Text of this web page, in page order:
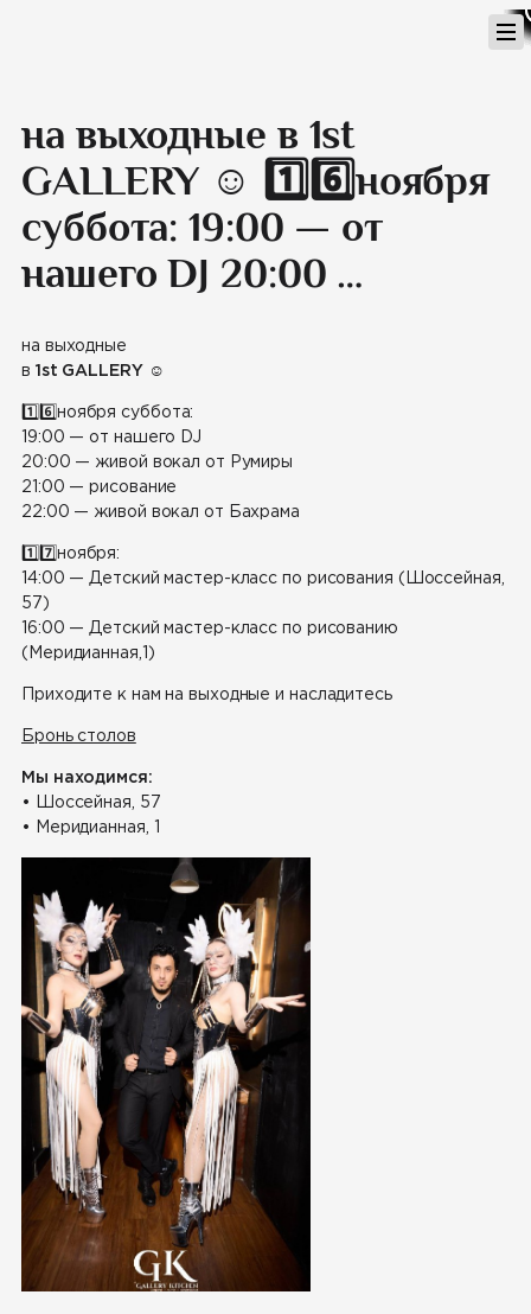
на выходные в 1st
GALLERY ☺️ 1️⃣6️⃣ноября
суббота: 19:00 — от
нашего DJ 20:00 …
на выходные
в 1st GALLERY ☺️
1️⃣ 6️⃣ ноября суббота:
19:00 — от нашего DJ
20:00 — живой вокал от Румиры
21:00 — рисование
22:00 — живой вокал от Бахрама
1️⃣ 7️⃣ ноября:
14:00 — Детский мастер-класс по рисования (Шоссейная,
57)
16:00 — Детский мастер-класс по рисованию
(Меридианная,1)
Приходите к нам на выходные и насладитесь
Бронь столов
Мы находимся:
• Шоссейная, 57
• Меридианная, 1